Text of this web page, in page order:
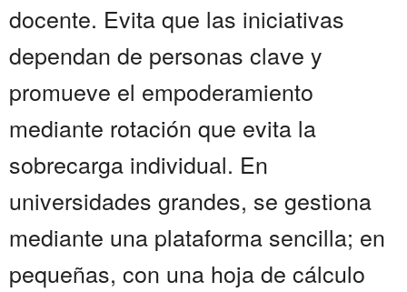
docente. Evita que las iniciativas
dependan de personas clave y
promueve el empoderamiento
mediante rotación que evita la
sobrecarga individual. En
universidades grandes, se gestiona
mediante una plataforma sencilla; en
pequeñas, con una hoja de cálculo